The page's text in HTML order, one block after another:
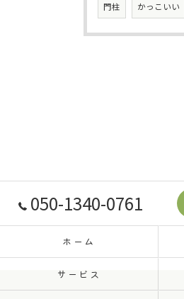
門柱 かっこいい
050-1340-0761
ホーム
サービス